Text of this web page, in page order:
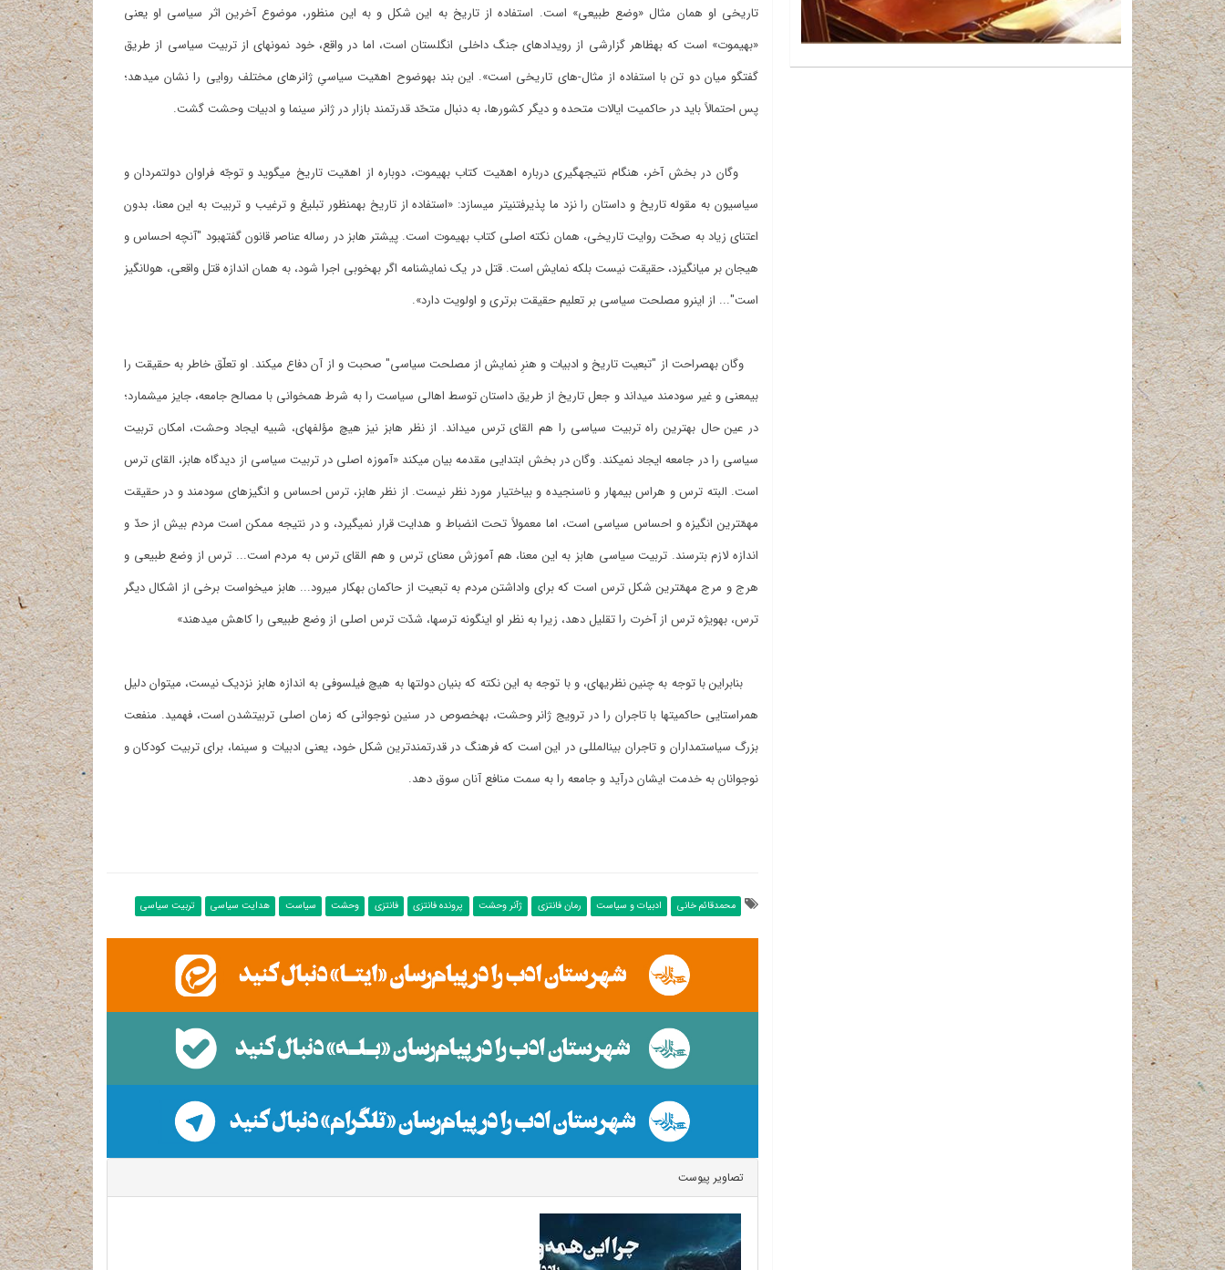
تاریخی او همان مثال «وضع طبیعی» است. استفاده از تاریخ به این شکل و به‎ این منظور، موضوع آخرین اثر سیاسی او یعنی
«بهیموت» است که به‎ظاهر گزارشی از رویدادهای جنگ داخلی انگلستان است، اما در واقع، خود نمونه‎ای از تربیت سیاسی از طریق
گفتگو میان دو تن با استفاده از مثال-های تاریخی است». این بند به‎وضوح اهمّیت سیاسیِ ژانرهای مختلف روایی را نشان می‎دهد؛
پس احتمالاً باید در حاکمیت ایالات متحده و دیگر کشورها، به دنبال متحّد قدرتمند بازار در ژانر سینما و ادبیات وحشت گشت.
وگان در بخش آخر، هنگام نتیجه‎گیری درباره اهمّیت کتاب بهیموت، دوباره از اهمّیت تاریخ می‎گوید و توجّه فراوان دولتمردان و
سیاسیون به مقوله تاریخ و داستان را نزد ما پذیرفتنی‎تر می‎سازد: «استفاده از تاریخ به‎منظور تبلیغ و ترغیب و تربیت به این معنا، بدون
اعتنای زیاد به صحّت روایت تاریخی، همان نکته اصلی کتاب بهیموت است. پیش‎تر هابز در رساله عناصر قانون گفته‎بود "آنچه احساس و
هیجان بر می‎انگیزد، حقیقت نیست بلکه نمایش است. قتل در یک نمایشنامه اگر به‎خوبی اجرا شود، به‎ همان اندازه قتل واقعی، هول‎انگیز
است"... از این‎رو مصلحت سیاسی بر تعلیم حقیقت برتری و اولویت دارد».
وگان به‎صراحت از "تبعیت تاریخ و ادبیات و هنرِ نمایش از مصلحت سیاسی" صحبت و از آن دفاع می‎کند. او تعلّق خاطر به حقیقت را
بی‎معنی و غیر سودمند می‎داند و جعل تاریخ از طریق داستان توسط اهالی سیاست را به شرط همخوانی با مصالح جامعه، جایز می‎شمارد؛
در عین حال بهترین راه تربیت سیاسی را هم القای ترس می‎داند. از نظر هابز نیز هیچ مؤلفه‎ای، شبیه ایجاد وحشت، امکان تربیت
سیاسی را در جامعه ایجاد نمی‎کند. وگان در بخش ابتدایی مقدمه بیان می‎کند «آموزه اصلی در تربیت سیاسی از دیدگاه هابز، القای ترس
است. البته ترس و هراس بی‎مهار و ناسنجیده و بی‎اختیار مورد نظر نیست. از نظر هابز، ترس احساس و انگیزه‎ای سودمند و در حقیقت
مهمّ‎ترین انگیزه و احساس سیاسی است، اما معمولاً تحت انضباط و هدایت قرار نمی‎گیرد، و در نتیجه ممکن است مردم بیش از حدّ و
اندازه لازم بترسند. تربیت سیاسی هابز به‎ این معنا، هم آموزش معنای ترس و هم القای ترس به مردم است... ترس از وضع طبیعی و
هرج و مرج مهمّ‎ترین شکل ترس است که برای واداشتن مردم به تبعیت از حاکمان به‎کار می‎رود... هابز می‎خواست برخی از اشکال دیگر
ترس، به‎ویژه ترس از آخرت را تقلیل دهد، زیرا به نظر او این‎گونه ترس‎ها، شدّت ترس اصلی از وضع طبیعی را کاهش می‎دهند»
بنابراین با توجه به چنین نظریه‎ای، و با توجه به این نکته که بنیان دولت‎ها به هیچ فیلسوفی به اندازه هابز نزدیک نیست، می‎توان دلیل
هم‎راستایی حاکمیت‎ها با تاجران را در ترویج ژانر وحشت، به‎خصوص در سنین نوجوانی که زمان اصلی تربیت‎شدن است، فهمید. منفعت
بزرگ سیاستمداران و تاجران بین‎المللی در این است که فرهنگ در قدرتمندترین شکل خود، یعنی ادبیات و سینما، برای تربیت کودکان و
نوجوانان به خدمت ایشان درآید و جامعه را به سمت منافع آنان سوق دهد.
محمدقائم خانی ادبیات و سیاست رمان فانتزی ژآنر وحشت پرونده فانتزی فانتزی وحشت سیاست هدایت سیاسی تربیت سیاسی
تصاویر پیوست